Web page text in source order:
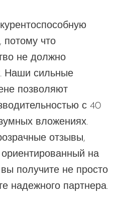
потому что
не должно
Наши сильные
позволяют
с 40
вложениях.
отзывы,
на
получите не просто
надежного партнера.